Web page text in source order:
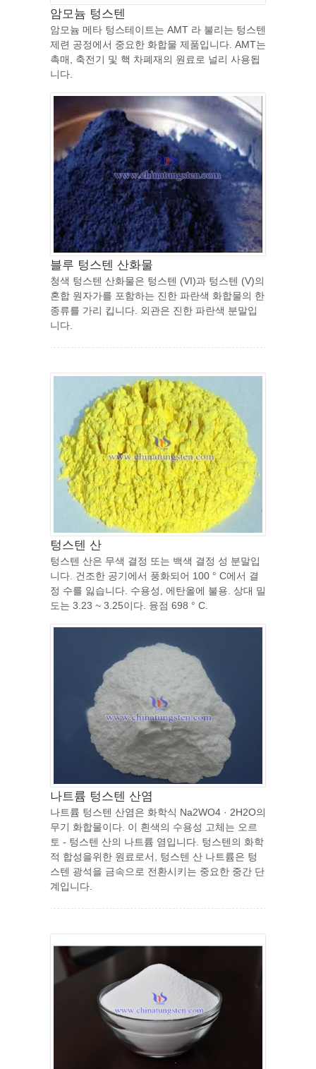
암모늄 텅스텐
암모늄 메타 텅스테이트는 AMT 라 불리는 텅스텐
제련 공정에서 중요한 화합물 제품입니다. AMT는
촉매, 축전기 및 핵 차폐재의 원료로 널리 사용됩
니다.
블루 텅스텐 산화물
청색 텅스텐 산화물은 텅스텐 (VI)과 텅스텐 (V)의
혼합 원자가를 포함하는 진한 파란색 화합물의 한
종류를 가리 킵니다. 외관은 진한 파란색 분말입
니다.
텅스텐 산
텅스텐 산은 무색 결정 또는 백색 결정 성 분말입
니다. 건조한 공기에서 풍화되어 100 ° C에서 결
정 수를 잃습니다. 수용성, 에탄올에 불용. 상대 밀
도는 3.23 ~ 3.25이다. 융점 698 ° C.
나트륨 텅스텐 산염
나트륨 텅스텐 산염은 화학식 Na2WO4 · 2H2O의
무기 화합물이다. 이 흰색의 수용성 고체는 오르
토 - 텅스텐 산의 나트륨 염입니다. 텅스텐의 화학
적 합성을위한 원료로서, 텅스텐 산 나트륨은 텅
스텐 광석을 금속으로 전환시키는 중요한 중간 단
계입니다.